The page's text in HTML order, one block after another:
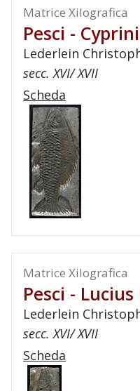
Matrice Xilografica
Pesci -
Lederlein
secc. XVI/ XVII
Scheda
Matrice Xilografica
Pesci -
Lederlein
secc. XVI/ XVII
Scheda